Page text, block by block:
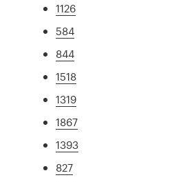
1126
584
844
1518
1319
1867
1393
827